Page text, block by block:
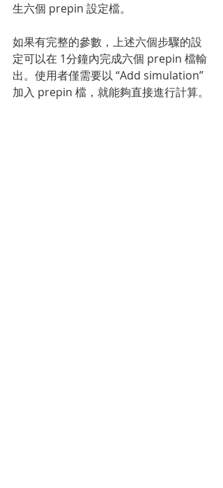
生六個 prepin 設定檔。
如果有完整的參數，上述六個步驟的設
定可以在 1分鐘內完成六個 prepin 檔輸
出。使用者僅需要以 “Add simulation”
加入 prepin 檔，就能夠直接進行計算。